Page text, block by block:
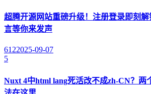
超腾开源网站重磅升级！注册登录即刻
言等你来发声
6122025-09-07
5
Nuxt 4中html lang死活改不成zh-CN？两